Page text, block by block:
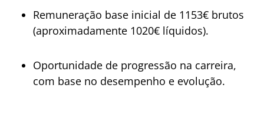
Remuneração base inicial de 1153€ brutos
(aproximadamente 1020€ líquidos).
Oportunidade de progressão na carreira,
com base no desempenho e evolução.